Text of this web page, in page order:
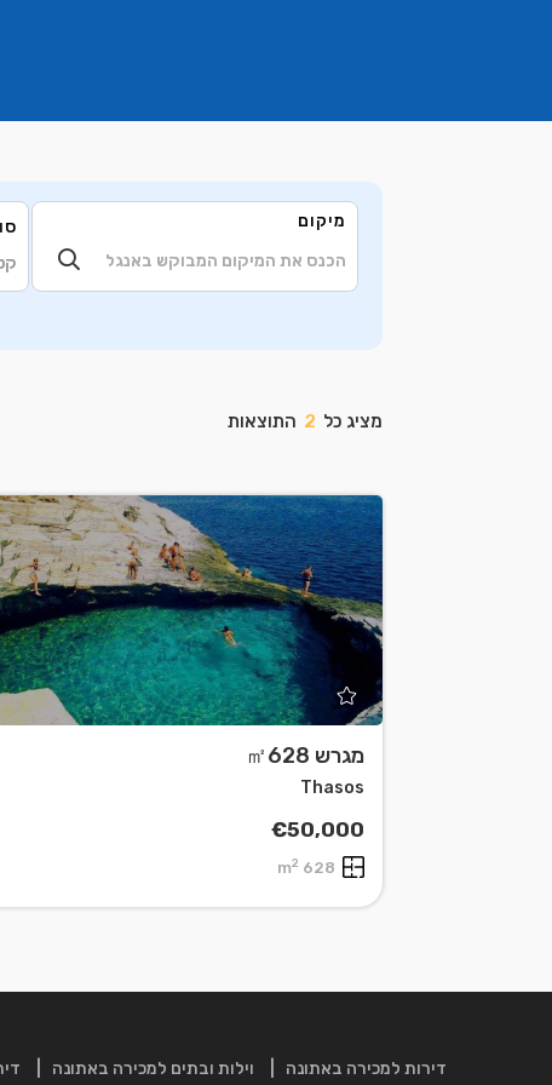
OpenStreetMap
מיקום
מציג כל 2 התוצאות
מגרש ㎡628
Thasos
€50,000
628 m
2
דירות למכירה באתונה וילות ובתים למכירה באתונה